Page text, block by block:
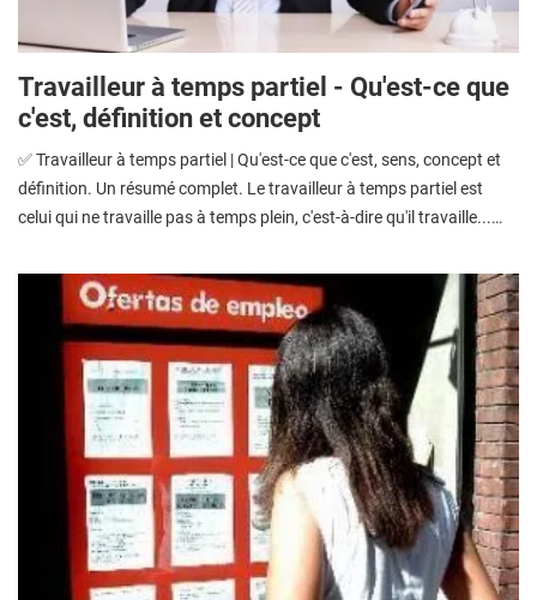
Travailleur à temps partiel - Qu'est-ce que
c'est, définition et concept
✅ Travailleur à temps partiel | Qu'est-ce que c'est, sens, concept et
définition. Un résumé complet. Le travailleur à temps partiel est
celui qui ne travaille pas à temps plein, c'est-à-dire qu'il travaille...…